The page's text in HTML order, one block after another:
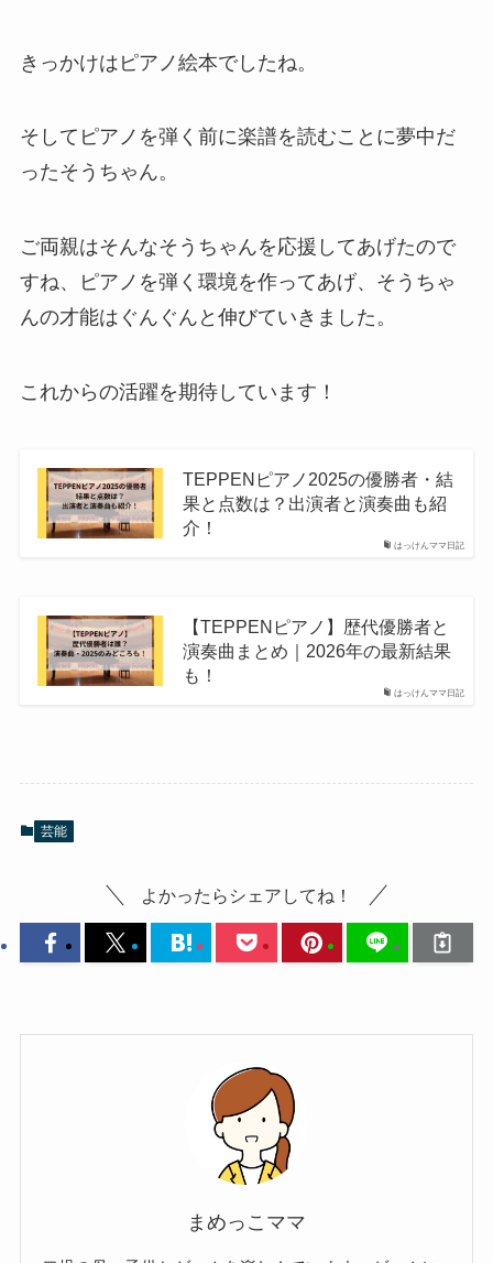
きっかけはピアノ絵本でしたね。
そしてピアノを弾く前に楽譜を読むことに夢中だ
ったそうちゃん。
ご両親はそんなそうちゃんを応援してあげたので
すね、ピアノを弾く環境を作ってあげ、そうちゃ
んの才能はぐんぐんと伸びていきました。
これからの活躍を期待しています！
はっけんママ日記
TEPPENピアノ2025の優勝者・結
果と点数は？出演者と演奏曲も紹
介！
はっけんママ日記
【TEPPENピアノ】歴代優勝者と
演奏曲まとめ｜2026年の最新結果
も！
芸能
よかったらシェアしてね！
まめっこママ